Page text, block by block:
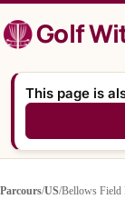
Inhalt
springenGolf
This page is
Parcours/US/Bellows Field